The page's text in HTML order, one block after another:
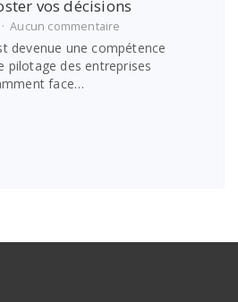
vos décisions
Aucun commentaire
Analyse
financière
:
devenue une compétence
pilotage des entreprises
face…